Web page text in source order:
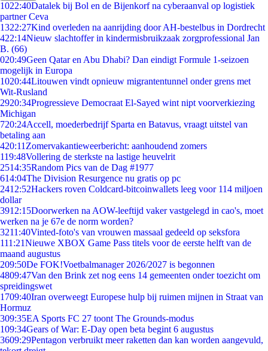
1022:40Datalek bij Bol en de Bijenkorf na cyberaanval op logistiek
partner Ceva
1322:27Kind overleden na aanrijding door AH-bestelbus in Dordrecht
422:14Nieuw slachtoffer in kindermisbruikzaak zorgprofessional Jan
B. (66)
020:49Geen Qatar en Abu Dhabi? Dan eindigt Formule 1-seizoen
mogelijk in Europa
1020:44Litouwen vindt opnieuw migrantentunnel onder grens met
Wit-Rusland
2920:34Progressieve Democraat El-Sayed wint nipt voorverkiezing
Michigan
720:24Accell, moederbedrijf Sparta en Batavus, vraagt uitstel van
betaling aan
420:11 Zomervakantieweerbericht: aanhoudend zomers
119:48Vollering de sterkste na lastige heuvelrit
2514:35Random Pics van de Dag #1977
614:04The Division Resurgence nu gratis op pc
2412:52Hackers roven Coldcard-bitcoinwallets leeg voor 114 miljoen
dollar
3912:15Doorwerken na AOW-leeftijd vaker vastgelegd in cao's, moet
werken na je 67e de norm worden?
3211:40Vinted-foto's van vrouwen massaal gedeeld op seksfora
111:21Nieuwe XBOX Game Pass titels voor de eerste helft van de
maand augustus
209:50De FOK!Voetbalmanager 2026/2027 is begonnen
4809:47Van den Brink zet nog eens 14 gemeenten onder toezicht om
spreidingswet
1709:40Iran overweegt Europese hulp bij ruimen mijnen in Straat van
Hormuz
309:35EA Sports FC 27 toont The Grounds-modus
109:34Gears of War: E-Day open beta begint 6 augustus
3609:29Pentagon verbruikt meer raketten dan kan worden aangevuld,